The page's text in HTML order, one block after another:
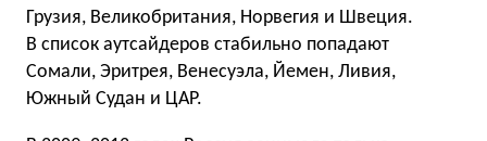
Грузия, Великобритания, Норвегия и Швеция.
В список аутсайдеров стабильно попадают
Сомали, Эритрея, Венесуэла, Йемен, Ливия,
Южный Судан и ЦАР.